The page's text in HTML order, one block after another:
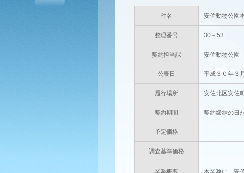
件名 安佐動物公園
整理番号 30－53
契約担当課 安佐動物公園
公表日 平成３０年３
履行場所 安佐北区安佐
契約期間 契約締結の日
予定価格 円(消費
調査基準価格 円(消費